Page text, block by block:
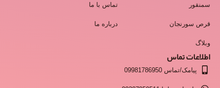
سمنقور
قرص سورنجان
وبلاگ
تماس با ما
درباره ما
اطلاعات تماس
پیامک/تماس 09981786950